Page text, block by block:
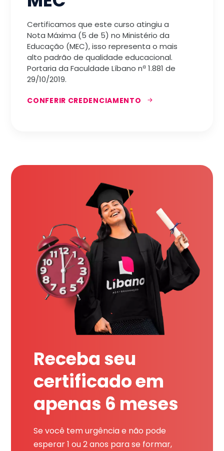
Certificamos que este curso atingiu a
Nota Máxima (5 de 5) no Ministério da
Educação (MEC), isso representa o mais
alto padrão de qualidade educacional.
Portaria da Faculdade Líbano nª 1.881 de
29/10/2019.
CONFERIR CREDENCIAMENTO
Receba seu
certificado em
apenas 6 meses
Se você tem urgência e não pode
esperar 1 ou 2 anos para se formar,